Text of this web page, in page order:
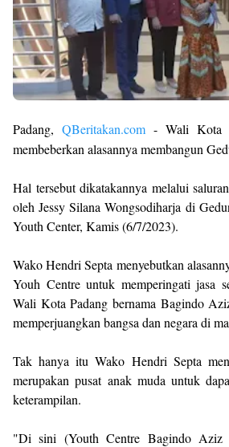
Padang, QBeritakan.com - Wali Kota
membeberkan alasannya membangun
Hal tersebut dikatakannya melalui
oleh Jessy Silana Wongsodiharja di
Youth Center, Kamis (6/7/2023).
Wako Hendri Septa menyebutkan
Youh Centre untuk memperingati jasa
Wali Kota Padang bernama Bagindo
memperjuangkan bangsa dan negara di
Tak hanya itu Wako Hendri Septa
merupakan pusat anak muda untuk
keterampilan.
"Di sini (Youth Centre Bagindo Aziz